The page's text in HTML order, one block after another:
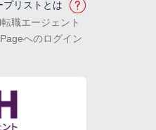
プリストとは
職エージェント
へのログイン